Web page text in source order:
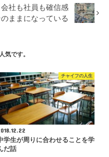
社も社員も確信感
ままになっている
気です。
チャイフの人生
学生が周りに合わせることを学
だ話